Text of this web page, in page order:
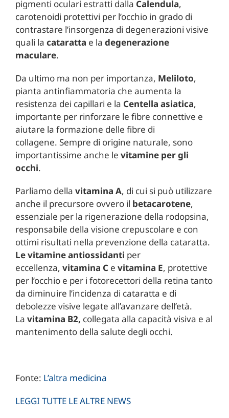
pigmenti oculari estratti dalla Calendula,
carotenoidi protettivi per l’occhio in grado di
contrastare l’insorgenza di degenerazioni visive
quali la cataratta e la degenerazione
maculare.
Da ultimo ma non per importanza, Meliloto,
pianta antinfiammatoria che aumenta la
resistenza dei capillari e la Centella asiatica,
importante per rinforzare le fibre connettive e
aiutare la formazione delle fibre di
collagene. Sempre di origine naturale, sono
importantissime anche le vitamine per gli
occhi.
Parliamo della vitamina A, di cui si può utilizzare
anche il precursore ovvero il betacarotene,
essenziale per la rigenerazione della rodopsina,
responsabile della visione crepuscolare e con
ottimi risultati nella prevenzione della cataratta.
Le vitamine antiossidanti per
eccellenza, vitamina Ce vitamina E, protettive
per l’occhio e per i fotorecettori della retina tanto
da diminuire l’incidenza di cataratta e di
debolezze visive legate all’avanzare dell’età.
La vitamina B2, collegata alla capacità visiva e al
mantenimento della salute degli occhi.
Fonte: L’altra medicina
LEGGI TUTTE LE ALTRE NEWS